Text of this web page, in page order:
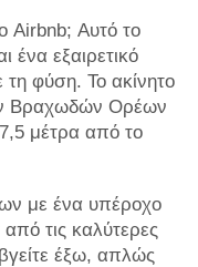
Airbnb; Αυτό το
ένα εξαιρετικό
φύση. Το ακίνητο
Βραχωδών Ορέων
μέτρα από το
με ένα υπέροχο
τις καλύτερες
έξω, απλώς